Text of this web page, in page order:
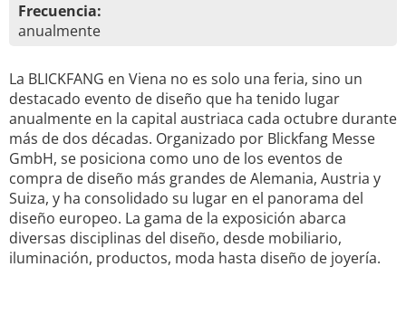
Frecuencia:
anualmente
La BLICKFANG en Viena no es solo una feria, sino un
destacado evento de diseño que ha tenido lugar
anualmente en la capital austriaca cada octubre durante
más de dos décadas. Organizado por Blickfang Messe
GmbH, se posiciona como uno de los eventos de
compra de diseño más grandes de Alemania, Austria y
Suiza, y ha consolidado su lugar en el panorama del
diseño europeo. La gama de la exposición abarca
diversas disciplinas del diseño, desde mobiliario,
iluminación, productos, moda hasta diseño de joyería.